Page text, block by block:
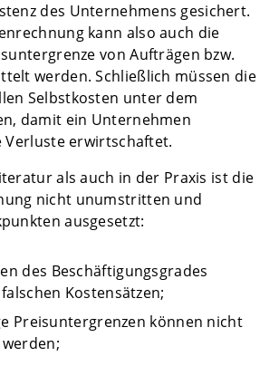
des Unternehmens gesichert.
kann also auch die
von Aufträgen bzw.
werden. Schließlich müssen die
Selbstkosten unter dem
damit ein Unternehmen
Verluste erwirtschaftet.
als auch in der Praxis ist die
nicht unumstritten und
ausgesetzt:
des Beschäftigungsgrades
Kostensätzen;
Preisuntergrenzen können nicht